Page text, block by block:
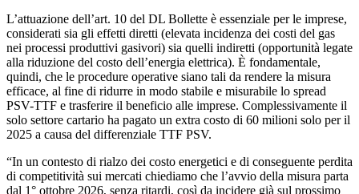
L’attuazione dell’art. 10 del DL Bollette è essenziale per le imprese,
considerati sia gli effetti diretti (elevata incidenza dei costi del gas
nei processi produttivi gasivori) sia quelli indiretti (opportunità legate
alla riduzione del costo dell’energia elettrica). È fondamentale,
quindi, che le procedure operative siano tali da rendere la misura
efficace, al fine di ridurre in modo stabile e misurabile lo spread
PSV-TTF e trasferire il beneficio alle imprese. Complessivamente il
solo settore cartario ha pagato un extra costo di 60 milioni solo per il
2025 a causa del differenziale TTF PSV.
“In un contesto di rialzo dei costo energetici e di conseguente perdita
di competitività sui mercati chiediamo che l’avvio della misura parta
dal 1° ottobre 2026, senza ritardi, così da incidere già sul prossimo